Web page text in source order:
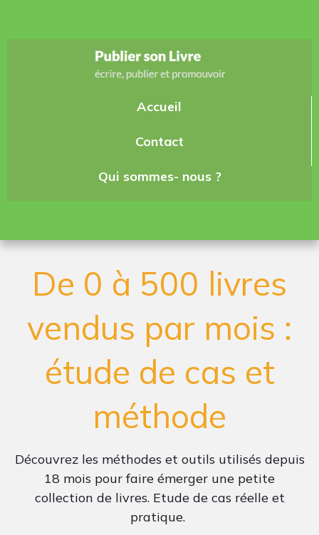
Accueil
Contact
Qui sommes- nous ?
De 0 à 500 livres
vendus par mois :
étude de cas et
méthode
Découvrez les méthodes et outils utilisés depuis
18 mois pour faire émerger une petite
collection de livres. Etude de cas réelle et
pratique.